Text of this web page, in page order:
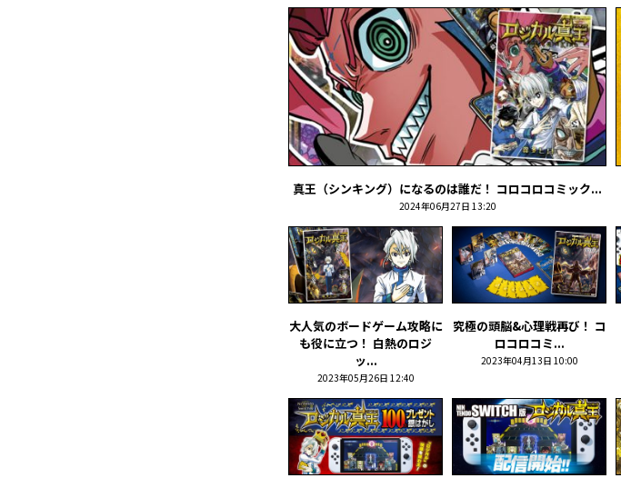
真王（シンキング）になるのは誰だ！ コロコロコミック...
2024年06月27日 13:20
大人気のボードゲーム攻略に
も役に立つ！ 白熱のロジ
ッ...
2023年05月26日 12:40
究極の頭脳&心理戦再び――！ コ
ロコロコミ...
2023年04月13日 10:00